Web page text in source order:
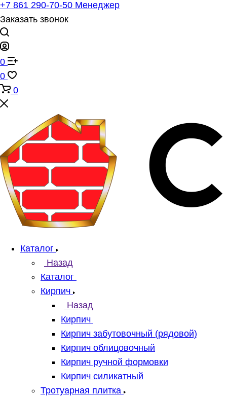
+7 861 290-70-50 Менеджер
Заказать звонок
0
0
0
Каталог
Назад
Каталог
Кирпич
Назад
Кирпич
Кирпич забутовочный (рядовой)
Кирпич облицовочный
Кирпич ручной формовки
Кирпич силикатный
Тротуарная плитка